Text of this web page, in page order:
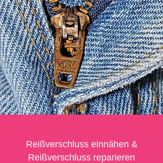
Reißverschluss einnähen &
Reißverschluss reparieren